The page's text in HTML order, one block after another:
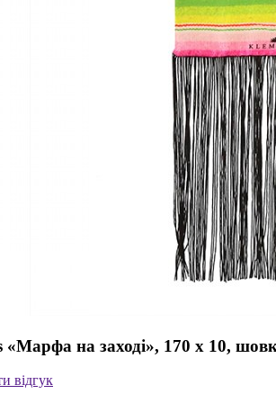
на заході», 170 x 10,
відгук